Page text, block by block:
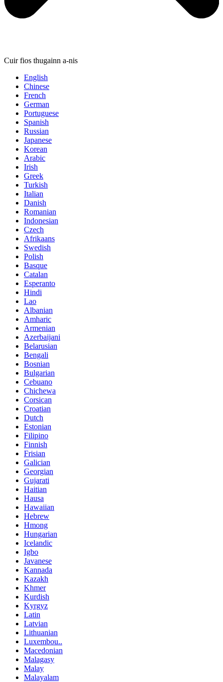
Cuir fios thugainn a-nis
English
Chinese
French
German
Portuguese
Spanish
Russian
Japanese
Korean
Arabic
Irish
Greek
Turkish
Italian
Danish
Romanian
Indonesian
Czech
Afrikaans
Swedish
Polish
Basque
Catalan
Esperanto
Hindi
Lao
Albanian
Amharic
Armenian
Azerbaijani
Belarusian
Bengali
Bosnian
Bulgarian
Cebuano
Chichewa
Corsican
Croatian
Dutch
Estonian
Filipino
Finnish
Frisian
Galician
Georgian
Gujarati
Haitian
Hausa
Hawaiian
Hebrew
Hmong
Hungarian
Icelandic
Igbo
Javanese
Kannada
Kazakh
Khmer
Kurdish
Kyrgyz
Latin
Latvian
Lithuanian
Luxembou..
Macedonian
Malagasy
Malay
Malayalam